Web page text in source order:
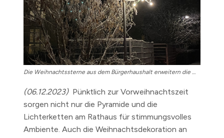
Die Weihnachtssterne aus dem Bürgerhaushalt erweitern die Weihnachtsbeleuchtung in Bergfelde um die Brückenstraße.
(06.12.2023) Pünktlich zur Vorweihnachtszeit
sorgen nicht nur die Pyramide und die
Lichterketten am Rathaus für stimmungsvolles
Ambiente. Auch die Weihnachtsdekoration an